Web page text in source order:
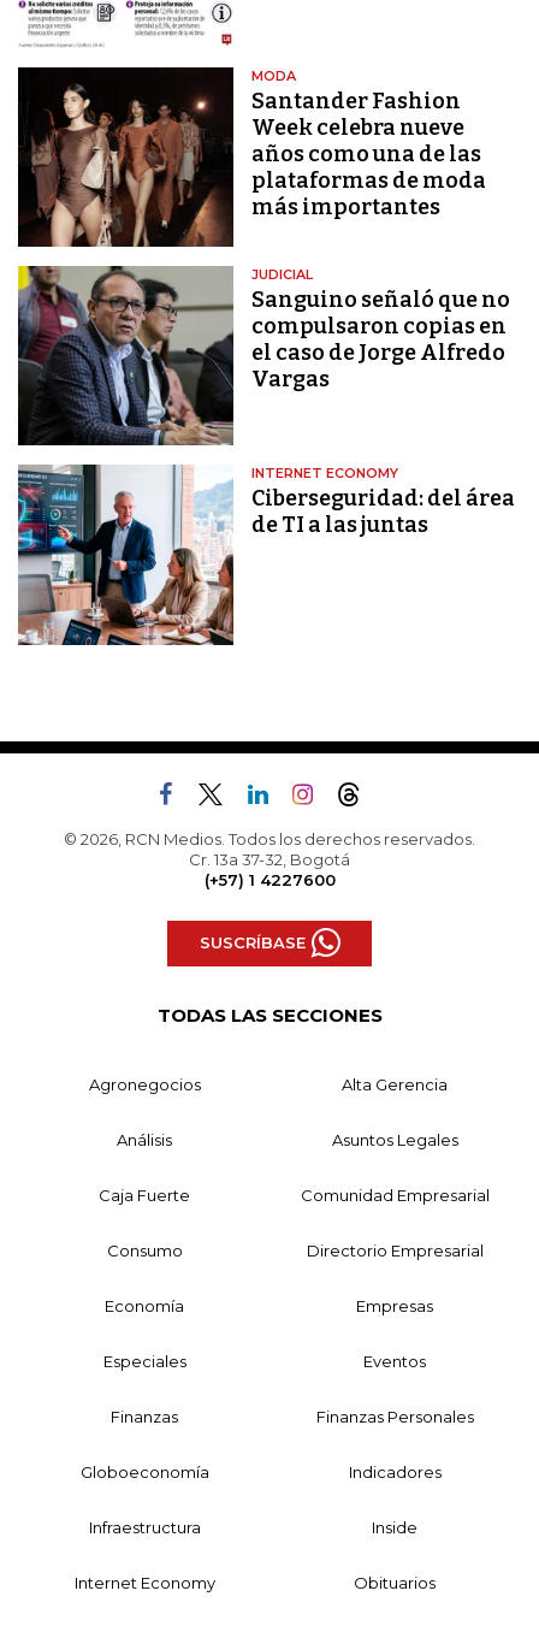
MODA
Santander Fashion
Week celebra nueve
años como una de las
plataformas de moda
más importantes
JUDICIAL
Sanguino señaló que no
compulsaron copias en
el caso de Jorge Alfredo
Vargas
INTERNET ECONOMY
Ciberseguridad: del área
de TI a las juntas
© 2026, RCN Medios. Todos los derechos reservados.
Cr. 13a 37-32, Bogotá
(+57) 1 4227600
SUSCRÍBASE
TODAS LAS SECCIONES
Agronegocios Alta Gerencia
Análisis Asuntos Legales
Caja Fuerte Comunidad Empresarial
Consumo Directorio Empresarial
Economía Empresas
Especiales Eventos
Finanzas Finanzas Personales
Globoeconomía Indicadores
Infraestructura Inside
Internet Economy Obituarios